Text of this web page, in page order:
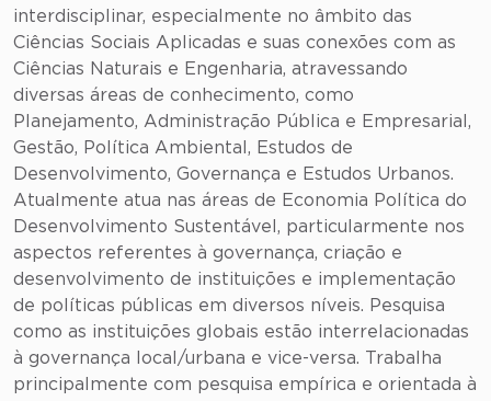
interdisciplinar, especialmente no âmbito das
Ciências Sociais Aplicadas e suas conexões com as
Ciências Naturais e Engenharia, atravessando
diversas áreas de conhecimento, como
Planejamento, Administração Pública e Empresarial,
Gestão, Política Ambiental, Estudos de
Desenvolvimento, Governança e Estudos Urbanos.
Atualmente atua nas áreas de Economia Política do
Desenvolvimento Sustentável, particularmente nos
aspectos referentes à governança, criação e
desenvolvimento de instituições e implementação
de políticas públicas em diversos níveis. Pesquisa
como as instituições globais estão interrelacionadas
à governança local/urbana e vice-versa. Trabalha
principalmente com pesquisa empírica e orientada à